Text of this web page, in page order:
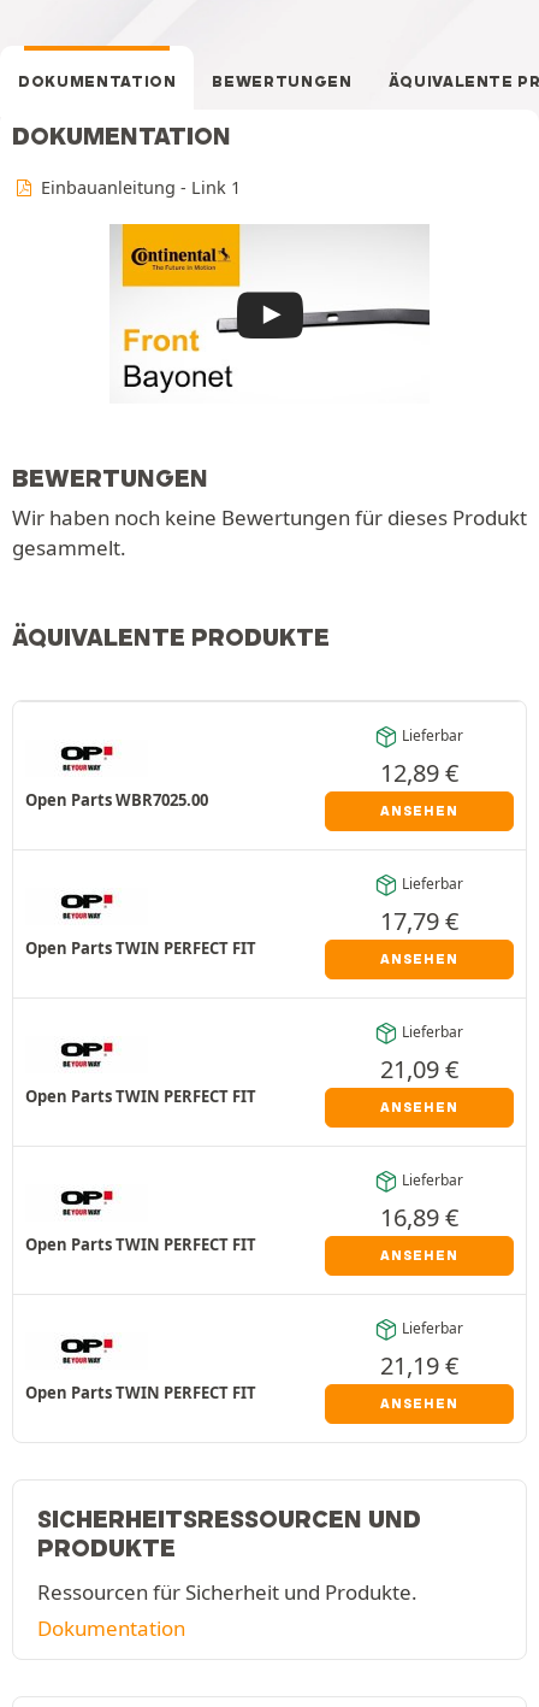
DOKUMENTATION BEWERTUNGEN ÄQUIVALENTE
DOKUMENTATION
Einbauanleitung - Link 1
BEWERTUNGEN
Wir haben noch keine Bewertungen für dieses Produkt
gesammelt.
ÄQUIVALENTE PRODUKTE
Open Parts WBR7025.00
Lieferbar
12,89€
ANSEHEN
Open Parts TWIN PERFECT FIT
Lieferbar
17,79€
ANSEHEN
Open Parts TWIN PERFECT FIT
Lieferbar
21,09€
ANSEHEN
Open Parts TWIN PERFECT FIT
Lieferbar
16,89€
ANSEHEN
Open Parts TWIN PERFECT FIT
Lieferbar
21,19€
ANSEHEN
SICHERHEITSRESSOURCEN UND
PRODUKTE
Ressourcen für Sicherheit und Produkte.
Dokumentation